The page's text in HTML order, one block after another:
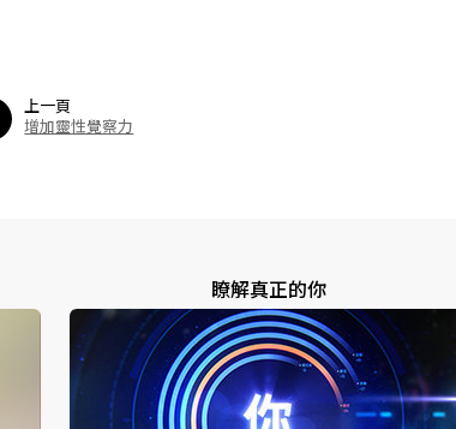
上一頁
增加靈性覺察力
瞭解真正的你